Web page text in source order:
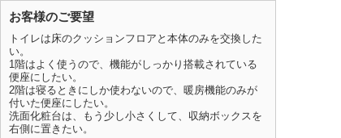
お客様のご要望
トイレは床のクッションフロアと本体のみを交換した
い。
1階はよく使うので、機能がしっかり搭載されている
便座にしたい。
2階は寝るときにしか使わないので、暖房機能のみが
付いた便座にしたい。
洗面化粧台は、もう少し小さくして、収納ボックスを
右側に置きたい。